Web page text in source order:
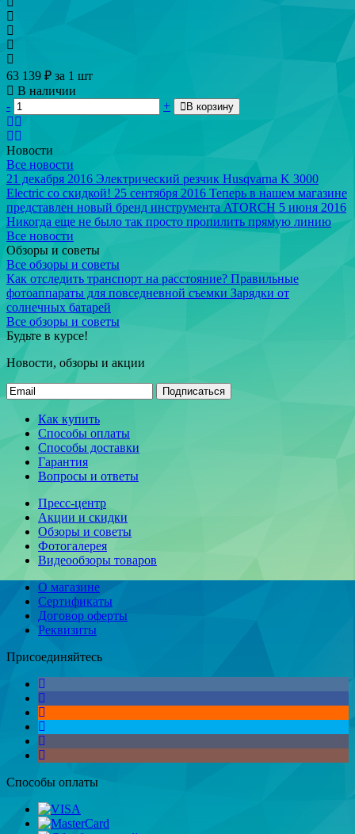
63 139 ₽ за 1 шт
В наличии
-
+ В корзину
Новости
Все новости
21 декабря 2016 Электрический резчик Husqvarna K 3000
Electric со скидкой! 25 сентября 2016 Теперь в нашем магазине
представлен новый бренд инструмента ATORCH 5 июня 2016
Никогда еще не было так просто пропилить прямую линию
Все новости
Обзоры и советы
Все обзоры и советы
Как отследить транспорт на расстояние? Правильные
фотоаппараты для повседневной съемки Зарядки от
солнечных батарей
Все обзоры и советы
Будьте в курсе!
Новости, обзоры и акции
Подписаться
Как купить
Способы оплаты
Способы доставки
Гарантия
Вопросы и ответы
Пресс-центр
Акции и скидки
Обзоры и советы
Фотогалерея
Видеообзоры товаров
О магазине
Сертификаты
Договор оферты
Реквизиты
Присоединяйтесь
Способы оплаты